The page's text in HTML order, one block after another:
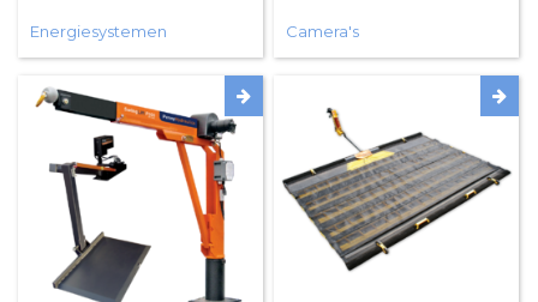
Energiesystemen Camera's